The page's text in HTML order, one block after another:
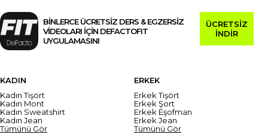
BİNLERCE ÜCRETSİZ DERS & EGZERSİZ
VİDEOLARI İÇİN DEFACTOFIT
UYGULAMASINI
ÜCRETSİZ
İNDİR
KADIN
Kadın Tişört
Kadın Mont
Kadın Sweatshirt
Kadın Jean
Tümünü Gör
ERKEK
Erkek Tişört
Erkek Şort
Erkek Eşofman
Erkek Jean
Tümünü Gör